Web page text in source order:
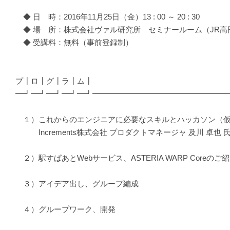
◆ 日 時：2016年11月25日（金）13 : 00 ～ 20 : 30
◆ 場 所：株式会社ヴァル研究所 セミナールーム（JR高
◆ 受講料：無料（事前登録制）
プ┃ロ┃グ┃ラ┃ム┃
１）これからのエンジニアに必要なスキルとハッカソン（仮
Increments株式会社 プロダクトマネージャ 及川 卓也 氏
２）駅すぱあとWebサービス、ASTERIA WARP Coreのご
３）アイデア出し、グループ編成
４）グループワーク、開発